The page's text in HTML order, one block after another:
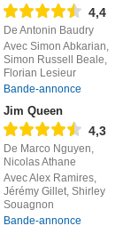
4,4
De Antonin Baudry
Avec Simon Abkarian,
Simon Russell Beale,
Florian Lesieur
Bande-annonce
Jim Queen
4,3
De Marco Nguyen,
Nicolas Athane
Avec Alex Ramires,
Jérémy Gillet, Shirley
Souagnon
Bande-annonce